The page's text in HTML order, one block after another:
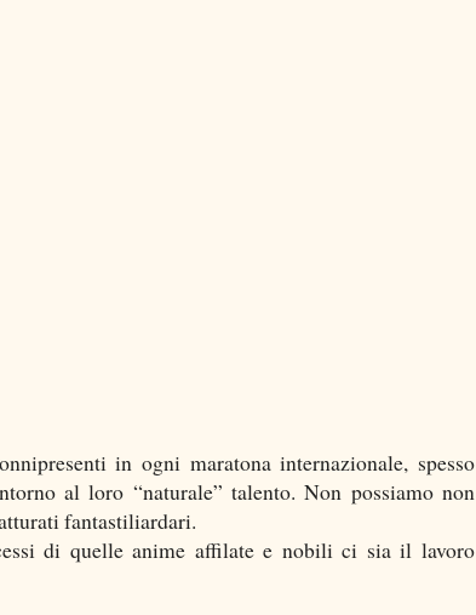
in ogni maratona internazionale, spesso
al loro “naturale” talento. Non possiamo non
fantastiliardari.
di quelle anime affilate e nobili ci sia il lavoro